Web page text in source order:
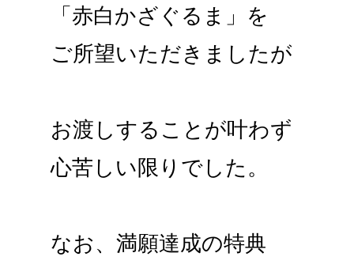
「赤白かざぐるま」を
ご所望いただきましたが
お渡しすることが叶わず
心苦しい限りでした。
なお、満願達成の特典